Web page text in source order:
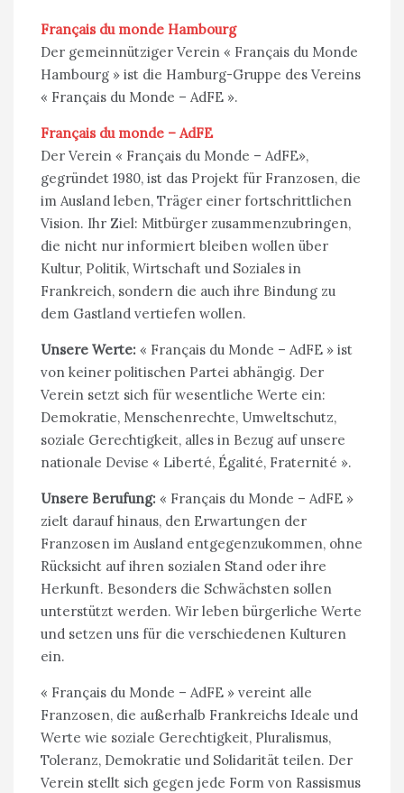
Français du monde Hambourg
Der gemeinnütziger Verein « Français du Monde
Hambourg » ist die Hamburg-Gruppe des Vereins
« Français du Monde – AdFE ».
Français du monde – AdFE
Der Verein « Français du Monde – AdFE»,
gegründet 1980, ist das Projekt für Franzosen, die
im Ausland leben, Träger einer fortschrittlichen
Vision. Ihr Ziel: Mitbürger zusammenzubringen,
die nicht nur informiert bleiben wollen über
Kultur, Politik, Wirtschaft und Soziales in
Frankreich, sondern die auch ihre Bindung zu
dem Gastland vertiefen wollen.
Unsere Werte: « Français du Monde – AdFE » ist
von keiner politischen Partei abhängig. Der
Verein setzt sich für wesentliche Werte ein:
Demokratie, Menschenrechte, Umweltschutz,
soziale Gerechtigkeit, alles in Bezug auf unsere
nationale Devise « Liberté, Égalité, Fraternité ».
Unsere Berufung: « Français du Monde – AdFE »
zielt darauf hinaus, den Erwartungen der
Franzosen im Ausland entgegenzukommen, ohne
Rücksicht auf ihren sozialen Stand oder ihre
Herkunft. Besonders die Schwächsten sollen
unterstützt werden. Wir leben bürgerliche Werte
und setzen uns für die verschiedenen Kulturen
ein.
« Français du Monde – AdFE » vereint alle
Franzosen, die außerhalb Frankreichs Ideale und
Werte wie soziale Gerechtigkeit, Pluralismus,
Toleranz, Demokratie und Solidarität teilen. Der
Verein stellt sich gegen jede Form von Rassismus